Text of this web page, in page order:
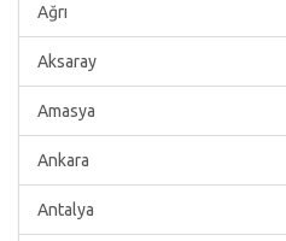
Ağrı
Aksaray
Amasya
Ankara
Antalya